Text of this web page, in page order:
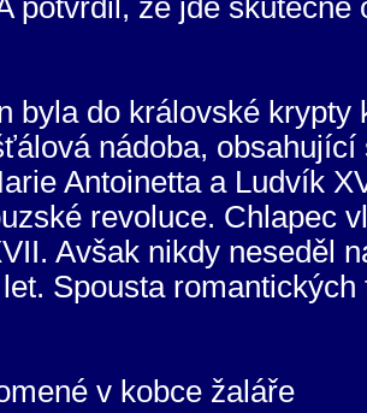
potvrdil, že jde skutečně
byla do královské
nádoba,
Antoinetta a Ludvík
revoluce. Chlapec
Avšak nikdy neseděl
Spousta
v kobce žaláře